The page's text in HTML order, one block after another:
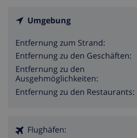
Umgebung
Entfernung zum Strand:
Entfernung zu den Geschäften:
Entfernung zu den
Ausgehmöglichkeiten:
Entfernung zu den Restaurants:
Flughäfen: